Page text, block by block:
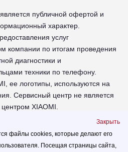
публичной офертой и
характер.
услуг
компании по итогам проведения
диагностики и
техники по телефону.
ее логотипы, используются на
Сервисный центр не является
XIAOMI.
- Сервисный центр XIAOMI в
центра RUSSUPPORT по
файлы cookies, которые делают его
Посещая страницы сайта,
Закрыть